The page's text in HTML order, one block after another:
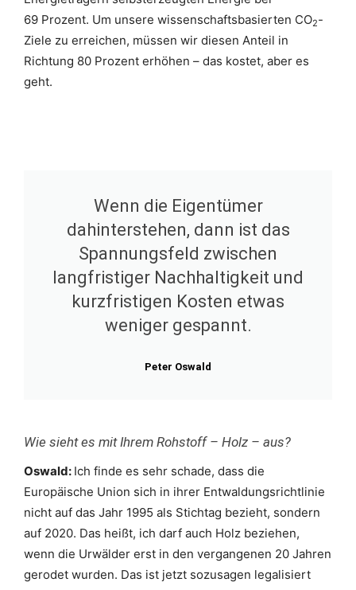
69 Prozent. Um unsere wissenschaftsbasierten CO2-
Ziele zu erreichen, müssen wir diesen Anteil in
Richtung 80 Prozent erhöhen – das kostet, aber es
geht.
Wenn die Eigentümer
dahinterstehen, dann ist das
Spannungsfeld zwischen
langfristiger Nachhaltigkeit und
kurzfristigen Kosten etwas
weniger gespannt.
Peter Oswald
Wie sieht es mit Ihrem Rohstoff – Holz – aus?
Oswald: Ich finde es sehr schade, dass die
Europäische Union sich in ihrer Entwaldungsrichtlinie
nicht auf das Jahr 1995 als Stichtag bezieht, sondern
auf 2020. Das heißt, ich darf auch Holz beziehen,
wenn die Urwälder erst in den vergangenen 20 Jahren
gerodet wurden. Das ist jetzt sozusagen legalisiert